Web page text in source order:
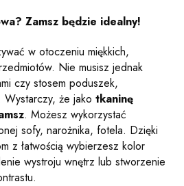
Zamsz będzie idealny!
w otoczeniu miękkich,
Nie musisz jednak
czy stosem poduszek,
że jako tkaninę
. Możesz wykorzystać
sofy, narożnika, fotela. Dzięki
z łatwością wybierzesz kolor
wystroju wnętrz lub stworzenie